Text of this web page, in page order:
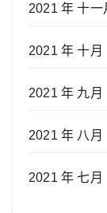
2021 年 十一
2021 年 十月
2021 年 九月
2021 年 八月
2021 年 七月